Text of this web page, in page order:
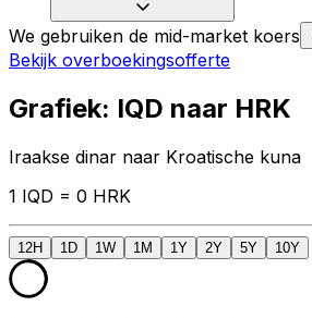
We gebruiken de mid-market koers
Bekijk overboekingsofferte
Grafiek: IQD naar HRK
Iraakse dinar naar Kroatische kuna
1 IQD = 0 HRK
12H 1D 1W 1M 1Y 2Y 5Y 10Y